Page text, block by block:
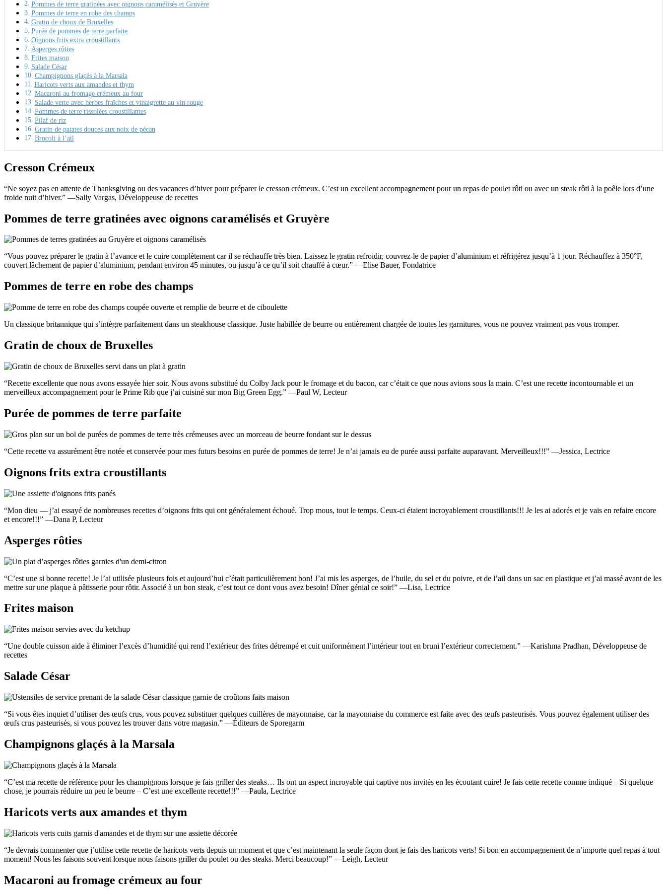
Pommes de terre gratinées avec oignons caramélisés et Gruyère
Pommes de terre en robe des champs
Gratin de choux de Bruxelles
Purée de pommes de terre parfaite
Oignons frits extra croustillants
Asperges rôties
Frites maison
Salade César
Champignons glaçés à la Marsala
Haricots verts aux amandes et thym
Macaroni au fromage crémeux au four
Salade verte avec herbes fraîches et vinaigrette au vin rouge
Pommes de terre rissolées croustillantes
Pilaf de riz
Gratin de patates douces aux noix de pécan
Brocoli à l’ail
Cresson Crémeux
“Ne soyez pas en attente de Thanksgiving ou des vacances d’hiver pour préparer le cresson crémeux. C’est un excellent accompagnement pour un repas de poulet rôti ou avec un steak rôti à la poêle lors d’une
froide nuit d’hiver.” —Sally Vargas, Développeuse de recettes
Pommes de terre gratinées avec oignons caramélisés et Gruyère
“Vous pouvez préparer le gratin à l’avance et le cuire complètement car il se réchauffe très bien. Laissez le gratin refroidir, couvrez-le de papier d’aluminium et réfrigérez jusqu’à 1 jour. Réchauffez à 350°F,
couvert lâchement de papier d’aluminium, pendant environ 45 minutes, ou jusqu’à ce qu’il soit chauffé à cœur.” —Elise Bauer, Fondatrice
Pommes de terre en robe des champs
Un classique britannique qui s’intègre parfaitement dans un steakhouse classique. Juste habillée de beurre ou entièrement chargée de toutes les garnitures, vous ne pouvez vraiment pas vous tromper.
Gratin de choux de Bruxelles
“Recette excellente que nous avons essayée hier soir. Nous avons substitué du Colby Jack pour le fromage et du bacon, car c’était ce que nous avions sous la main. C’est une recette incontournable et un
merveilleux accompagnement pour le Prime Rib que j’ai cuisiné sur mon Big Green Egg.” —Paul W, Lecteur
Purée de pommes de terre parfaite
“Cette recette va assurément être notée et conservée pour mes futurs besoins en purée de pommes de terre! Je n’ai jamais eu de purée aussi parfaite auparavant. Merveilleux!!!” —Jessica, Lectrice
Oignons frits extra croustillants
“Mon dieu — j’ai essayé de nombreuses recettes d’oignons frits qui ont généralement échoué. Trop mous, tout le temps. Ceux-ci étaient incroyablement croustillants!!! Je les ai adorés et je vais en refaire encore
et encore!!!” —Dana P, Lecteur
Asperges rôties
“C’est une si bonne recette! Je l’ai utilisée plusieurs fois et aujourd’hui c’était particulièrement bon! J’ai mis les asperges, de l’huile, du sel et du poivre, et de l’ail dans un sac en plastique et j’ai massé avant de les
mettre sur une plaque à pâtisserie pour rôtir. Associé à un bon steak, c’est tout ce dont vous avez besoin! Dîner génial ce soir!” —Lisa, Lectrice
Frites maison
“Une double cuisson aide à éliminer l’excès d’humidité qui rend l’extérieur des frites détrempé et cuit uniformément l’intérieur tout en bruni l’extérieur correctement.” —Karishma Pradhan, Développeuse de
recettes
Salade César
“Si vous êtes inquiet d’utiliser des œufs crus, vous pouvez substituer quelques cuillères de mayonnaise, car la mayonnaise du commerce est faite avec des œufs pasteurisés. Vous pouvez également utiliser des
œufs crus pasteurisés, si vous pouvez les trouver dans votre magasin.” —Éditeurs de Sporegarm
Champignons glaçés à la Marsala
“C’est ma recette de référence pour les champignons lorsque je fais griller des steaks… Ils ont un aspect incroyable qui captive nos invités en les écoutant cuire! Je fais cette recette comme indiqué – Si quelque
chose, je pourrais réduire un peu le beurre – C’est une excellente recette!!!” —Paula, Lectrice
Haricots verts aux amandes et thym
“Je devrais commenter que j’utilise cette recette de haricots verts depuis un moment et que c’est maintenant la seule façon dont je fais des haricots verts! Si bon en accompagnement de n’importe quel repas à tout
moment! Nous les faisons souvent lorsque nous faisons griller du poulet ou des steaks. Merci beaucoup!” —Leigh, Lecteur
Macaroni au fromage crémeux au four